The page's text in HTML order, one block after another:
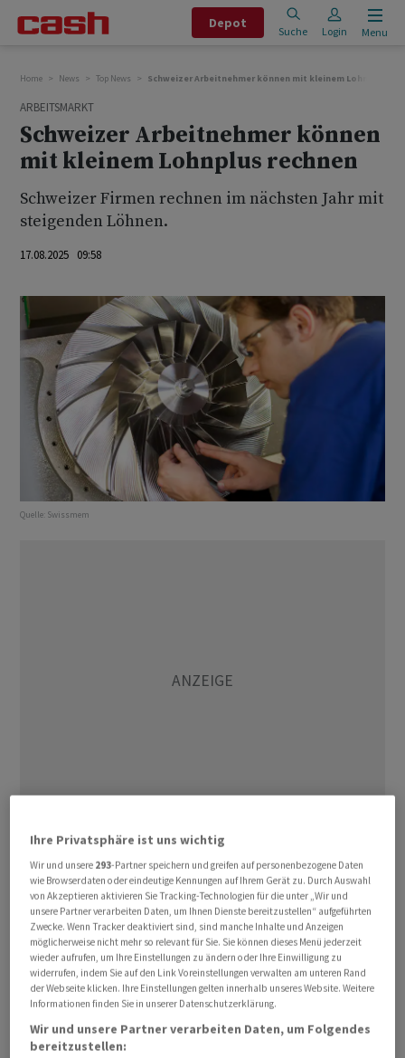
Depot
Suche Login Menu
Home News Top News Schweizer Arbeitnehmer können mit kleinem Lohnplus
ARBEITSMARKT
Schweizer Arbeitnehmer können
mit kleinem Lohnplus rechnen
Schweizer Firmen rechnen im nächsten Jahr mit
steigenden Löhnen.
17.08.2025 09:58
Quelle: Swissmem
Schweizer Unternehmen rechnen im nächsten Jahr mit
steigenden Löhnen. Das zeigt die neueste Lohnumfrage
der Konjunkturforschungsstelle der ETH Zürich (KOF)
unter rund 4500 Betrieben. Die Firmen erwarten
demnach im Durchschnitt ein Lohnwachstum von 1,3
Prozent.
Nach Abzug der von der Konjunkturforschungsstelle
erwarteten Teuerung von 0,5 Prozent bliebe den
Beschäftigten damit ein Reallohnplus von etwa 0,8
Ihre Privatsphäre ist uns wichtig
Wir und unsere 293-Partner speichern und greifen auf personenbezogene Daten
wie Browserdaten oder eindeutige Kennungen auf Ihrem Gerät zu. Durch Auswahl
von Akzeptieren aktivieren Sie Tracking-Technologien für die unter „Wir und
unsere Partner verarbeiten Daten, um Ihnen Dienste bereitzustellen“ aufgeführten
Zwecke. Wenn Tracker deaktiviert sind, sind manche Inhalte und Anzeigen
möglicherweise nicht mehr so relevant für Sie. Sie können dieses Menü jederzeit
wieder aufrufen, um Ihre Einstellungen zu ändern oder Ihre Einwilligung zu
widerrufen, indem Sie auf den Link Voreinstellungen verwalten am unteren Rand
der Webseite klicken. Ihre Einstellungen gelten innerhalb unseres Website. Weitere
Informationen finden Sie in unserer Datenschutzerklärung.
Wir und unsere Partner verarbeiten Daten, um Folgendes
bereitzustellen: